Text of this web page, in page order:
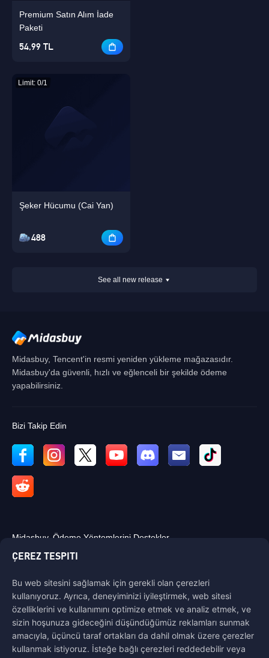
Premium Satın Alım İade
Paketi
54,99 TL
Limit: 0/1
Şeker Hücumu (Cai Yan)
488
See all new release
Midasbuy, Tencent'in resmi yeniden yükleme mağazasıdır.
Midasbuy'da güvenli, hızlı ve eğlenceli bir şekilde ödeme
yapabilirsiniz.
Bizi Takip Edin
Midasbuy, Ödeme Yöntemlerini Destekler.
Bize Ulaşın
Yardıma ihtiyacınız varsa, bize ulaşmak için "Müşteri Hizmetleri"ne
tıklayarak bizimle iletişime geçebilirsiniz.
ÇEREZ TESPITI
Bu web sitesini sağlamak için gerekli olan çerezleri
kullanıyoruz. Ayrıca, deneyiminizi iyileştirmek, web sitesi
özelliklerini ve kullanımını optimize etmek ve analiz etmek, ve
sizin hoşunuza gideceğini düşündüğümüz reklamları sunmak
amacıyla, üçüncü taraf ortakları da dahil olmak üzere çerezler
kullanmak istiyoruz. İsteğe bağlı çerezleri reddedebilir veya